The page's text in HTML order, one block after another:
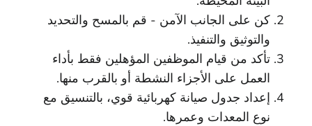
كن على الجانب الآمن - قم بالمسح والتحديد
والتوثيق والتنفيذ.
تأكد من قيام الموظفين المؤهلين فقط بأداء
العمل على الأجزاء النشطة أو بالقرب منها.
إعداد جدول صيانة كهربائية قوي، بالتنسيق مع
نوع المعدات وعمرها.